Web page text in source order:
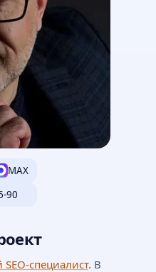
MAX
90
специалист. В